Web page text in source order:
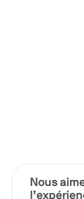
Nous